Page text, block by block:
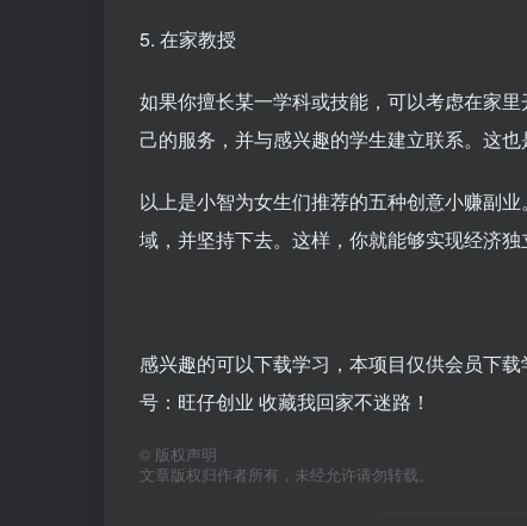
5. 在家教授
如果你擅长某一学科或技能，可以考虑在家
己的服务，并与感兴趣的学生建立联系。这
以上是小智为女生们推荐的五种创意小赚副
域，并坚持下去。这样，你就能够实现经济
感兴趣的可以下载学习，本项目仅供会员下
号：旺仔创业 收藏我回家不迷路！
© 版权声明
文章版权归作者所有，未经允许请勿转载。